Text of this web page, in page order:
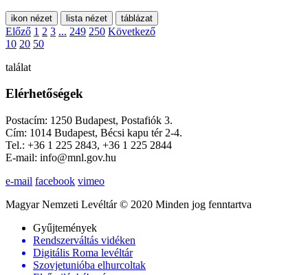
ikon nézet lista nézet táblázat
Előző 1 2 3 ... 249 250 Következő
10 20 50
találat
Elérhetőségek
Postacím: 1250 Budapest, Postafiók 3.
Cím: 1014 Budapest, Bécsi kapu tér 2-4.
Tel.: +36 1 225 2843, +36 1 225 2844
E-mail: info@mnl.gov.hu
e-mail facebook vimeo
Magyar Nemzeti Levéltár © 2020 Minden jog fenntartva
Gyűjtemények
Rendszerváltás vidéken
Digitális Roma levéltár
Szovjetunióba elhurcoltak